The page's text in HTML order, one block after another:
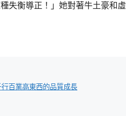
失衡導正！」她對著牛土豪和虛
百業高東西的品質成長